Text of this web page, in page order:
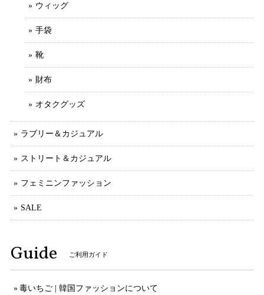
ウィッグ
手袋
靴
財布
オタクグッズ
ラブリー＆カジュアル
ストリート＆カジュアル
フェミニンファッション
SALE
Guide ご利用ガイド
毒いちご | 韓国ファッションについて